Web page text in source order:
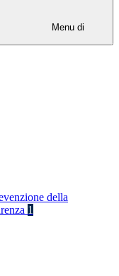
Menu di
della
1